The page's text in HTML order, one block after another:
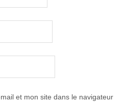
et mon site dans le navigateur